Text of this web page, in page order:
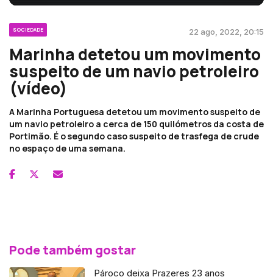
SOCIEDADE 22 ago, 2022, 20:15
Marinha detetou um movimento
suspeito de um navio petroleiro
(vídeo)
A Marinha Portuguesa detetou um movimento suspeito de
um navio petroleiro a cerca de 150 quilómetros da costa de
Portimão. É o segundo caso suspeito de trasfega de crude
no espaço de uma semana.
Pode também gostar
Pároco deixa Prazeres 23 anos